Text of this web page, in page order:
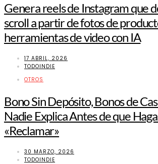
Genera reels de Instagram que
scroll a partir de fotos de
herramientas de video con IA
17 ABRIL, 2026
TODOINDIE
OTROS
Bono Sin Depósito, Bonos de
Nadie Explica Antes de que
«Reclamar»
30 MARZO, 2026
TODOINDIE